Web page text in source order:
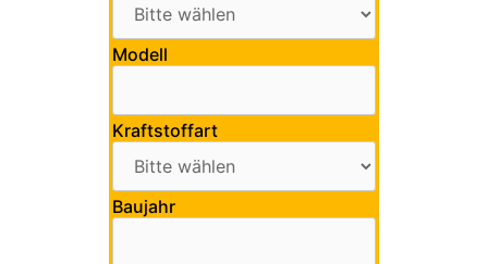
Modell
Kraftstoffart
Baujahr